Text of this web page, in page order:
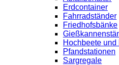
Erdcontainer
Fahrradständer
Friedhofsbänke
Hochbeete und
Pfandstationen
Sargregale